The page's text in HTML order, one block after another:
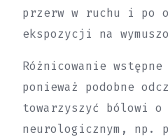
przerw w ruchu i po
ekspozycji na
Różnicowanie
ponieważ podobne
towarzyszyć bólowi o
neurologicznym, np.